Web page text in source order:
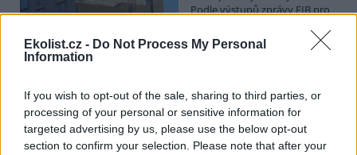
Ekolist.cz - Do Not Process My Personal
Information
If you wish to opt-out of the sale, sharing to third parties, or
processing of your personal or sensitive information for
targeted advertising by us, please use the below opt-out
section to confirm your selection. Please note that after your
Podle výstupů zprávy EIB pro
se to týká přibližně 1,1 milionu lidí, tedy zhruba 40 % osob žijících v
nájmu. K řešení krize dostupnosti bydlení je kromě nové výstavby
centrech obcí, a zároveň snižovat jeho dlouhodobé provozní
náklady. Desetina českých domácností totiž vydává na bydlení více
než 40 % svých příjmů.